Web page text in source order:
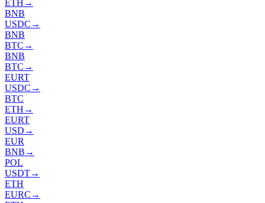
ETH →
BNB
USDC →
BNB
BTC →
BNB
BTC →
EURT
USDC →
BTC
ETH →
EURT
USD →
EUR
BNB →
POL
USDT→
ETH
EURC →